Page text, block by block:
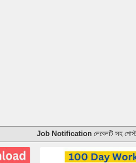
Job Notification লেবেলটি সহ